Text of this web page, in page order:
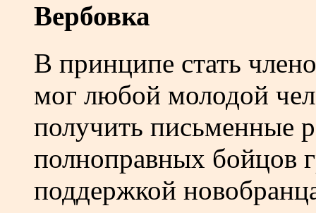
Вербовка
В принципе стать
мог любой молодой
получить письменные
полноправных бойцов
поддержкой